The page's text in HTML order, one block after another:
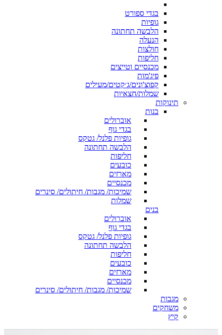
בגדי ספורט
גופיות
הלבשה תחתונה
הנעלה
חולצות
חליפות
מכנסיים וטייצים
פיג'מות
קפוצ'ונים/ג׳קטים/מעילים
שמלות/חצאיות
תינוקות
בנות
אוברולים
בגדי גוף
גופיות פלנל/ גטקס
הלבשה תחתונה
חליפות
כובעים
מארזים
מכנסיים
שמיכות/ מגבות/ חיתולים/ סינרים
שמלות
בנים
אוברולים
בגדי גוף
גופיות פלנל/ גטקס
הלבשה תחתונה
חליפות
כובעים
מארזים
מכנסיים
שמיכות/ מגבות/ חיתולים/ סינרים
מגבות
משחקים
קיץ